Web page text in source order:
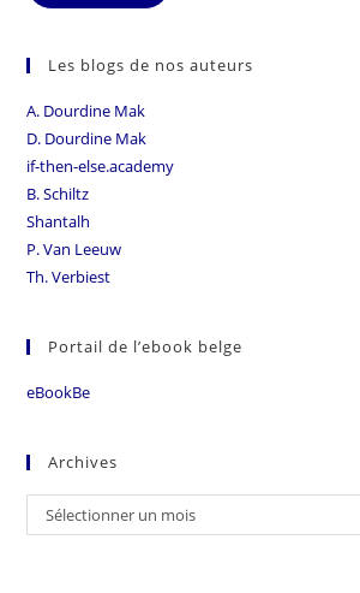
Les blogs de nos auteurs
A. Dourdine Mak
D. Dourdine Mak
if-then-else.academy
B. Schiltz
Shantalh
P. Van Leeuw
Th. Verbiest
Portail de l’ebook belge
eBookBe
Archives
Sélectionner un mois